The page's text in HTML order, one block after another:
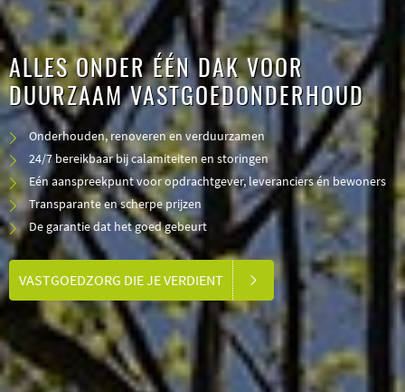
ALLES ONDER ÉÉN DAK VOOR
DUURZAAM VASTGOEDONDERHOUD
Onderhouden, renoveren en verduurzamen
24/7 bereikbaar bij calamiteiten en storingen
Eén aanspreekpunt voor opdrachtgever, leveranciers én bewoners
Transparante en scherpe prijzen
De garantie dat het goed gebeurt
VASTGOEDZORG DIE JE VERDIENT